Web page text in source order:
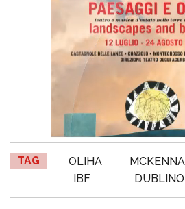
TAG OLIHA MCKENNA
IBF
DUBLINO